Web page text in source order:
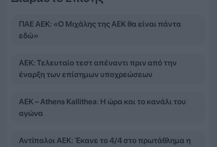
ΠΑΕ ΑΕΚ: «Ο Μιχάλης της ΑΕΚ θα είναι πάντα
εδώ»
ΑΕΚ: Τελευταίο τεστ απέναντι πριν από την
έναρξη των επίσημων υποχρεώσεων
ΑΕΚ – Athens Kallithea: Η ώρα και το κανάλι του
αγώνα
Αντίπαλοι ΑΕΚ: Έκανε το 4/4 στο πρωτάθλημα η